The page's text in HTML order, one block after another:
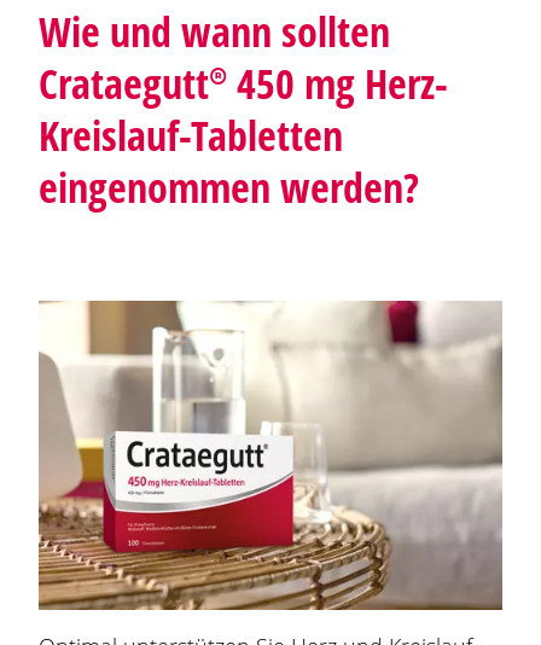
Wie und wann sollten
Crataegutt®450 mg Herz-
Kreislauf-Tabletten
eingenommen werden?